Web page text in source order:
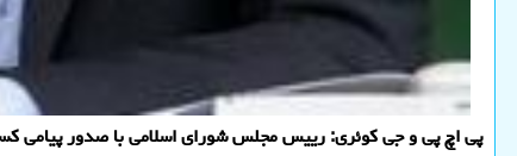
پی اچ پی و جی کوئری: رییس مجلس شورای اسلامی با صدور پیامی